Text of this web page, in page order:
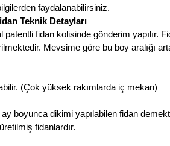
faydalanabilirsiniz.
Teknik Detayları
fidan kolisinde gönderim yapılır.
Mevsime göre bu boy aralığı
(Çok yüksek rakımlarda iç mekan)
boyunca dikimi yapılabilen fidan
fidanlardır.